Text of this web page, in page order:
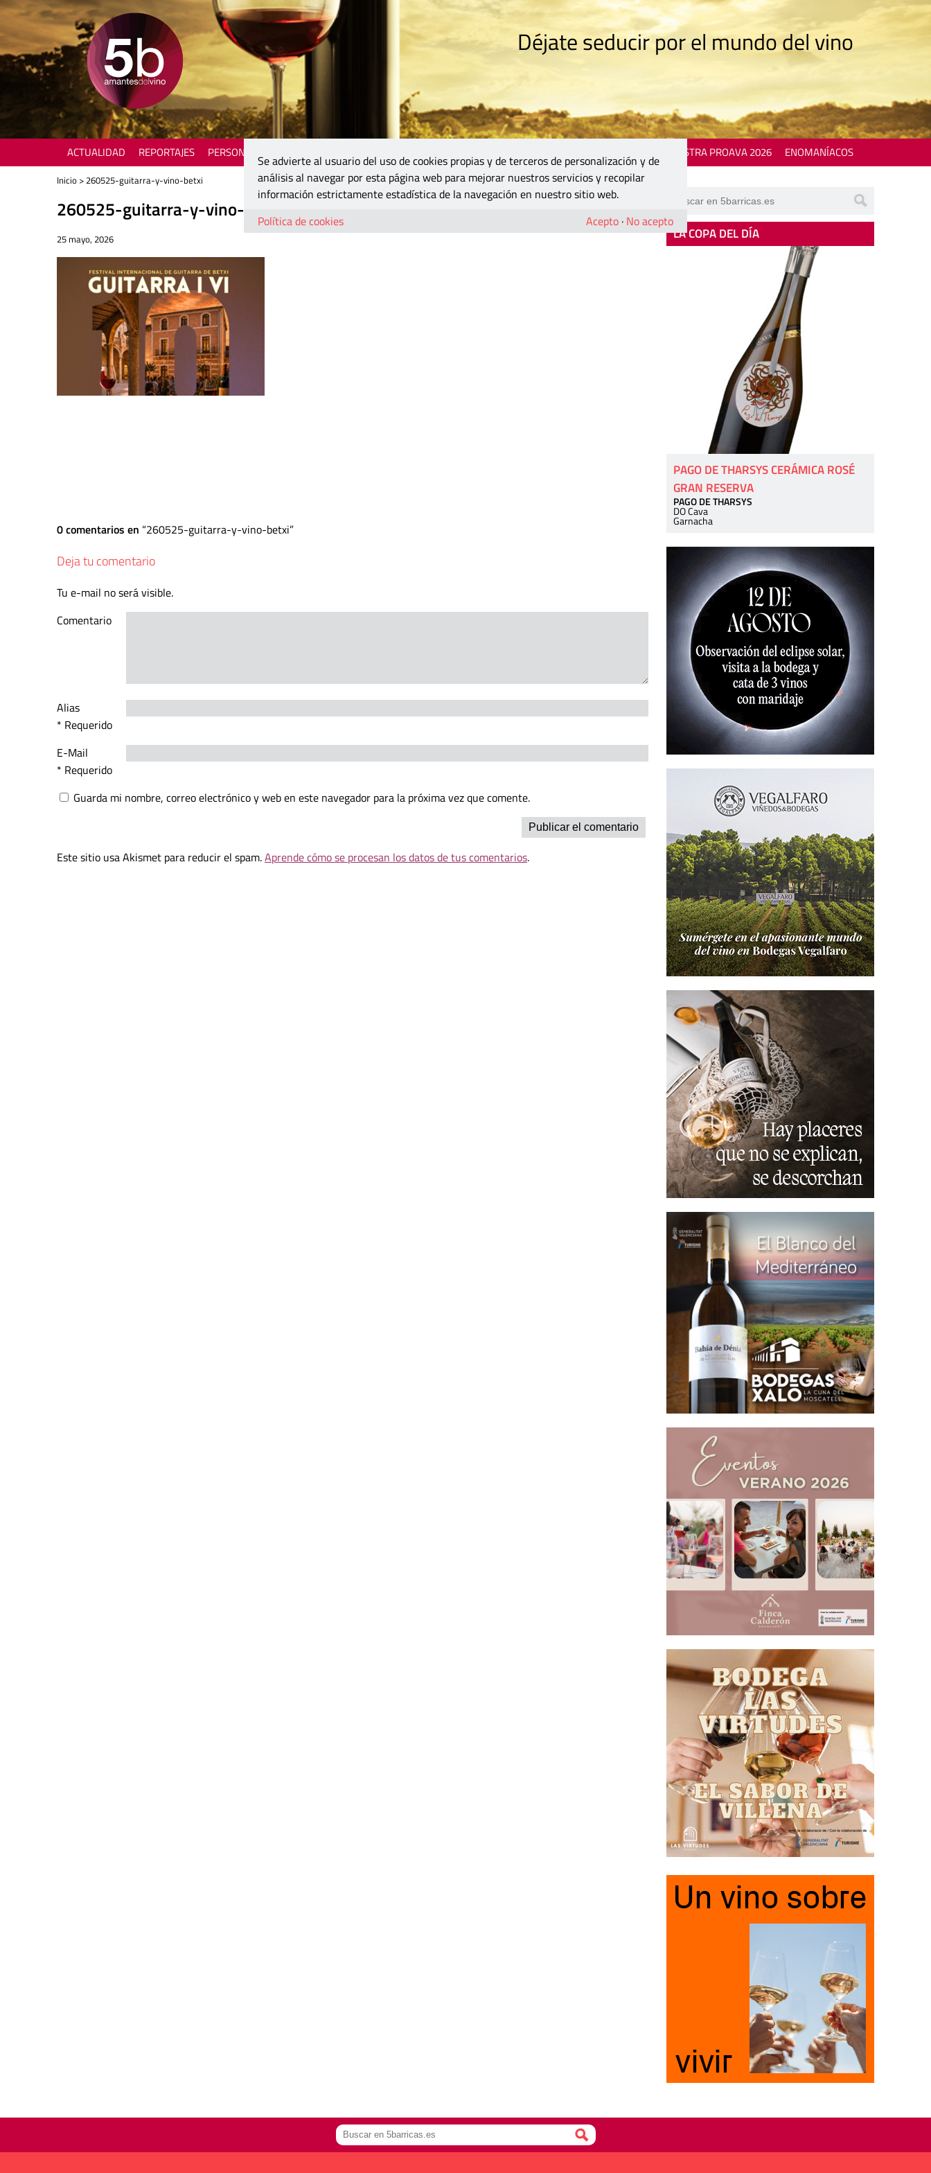
Déjate seducir por el mundo del vino
ACTUALIDAD REPORTAJES PERSONAJES MOSTRA PROAVA 2026 ENOMANÍACOS
Inicio > 260525-guitarra-y-vino-betxi
260525-guitarra-y-vino-betxi
25 mayo, 2026
0 comentarios en 260525-guitarra-y-vino-betxi
Deja tu comentario
Tu e-mail no será visible.
Comentario
Alias
* Requerido
E-Mail
* Requerido
Guarda mi nombre, correo electrónico y web en este navegador para la próxima vez que comente.
Este sitio usa Akismet para reducir el spam.Aprende cómo se procesan los datos de tus comentarios.
LA COPA DEL DÍA
PAGO DE THARSYS CERÁMICA ROSÉ
GRAN RESERVA
PAGO DE THARSYS
DO Cava
Garnacha
Se advierte al usuario del uso de cookies propias y de terceros de personalización y de
análisis al navegar por esta página web para mejorar nuestros servicios y recopilar
información estrictamente estadística de la navegación en nuestro sitio web.
Política de cookies
Acepto · No acepto